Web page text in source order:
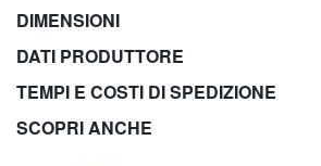
DIMENSIONI
DATI PRODUTTORE
TEMPI E COSTI DI SPEDIZIONE
SCOPRI ANCHE